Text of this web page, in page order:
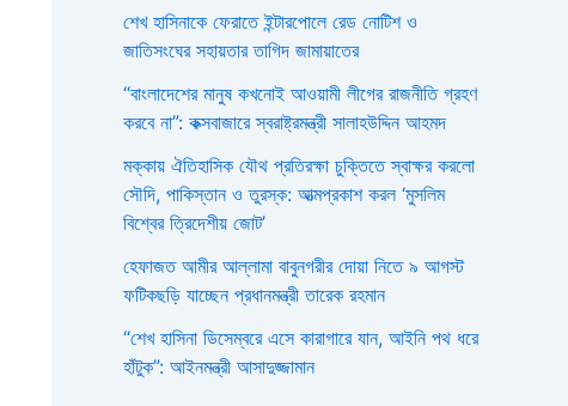
শেখ হাসিনাকে ফেরাতে ইন্টারপোলে রেড নোটিশ ও
জাতিসংঘের সহায়তার তাগিদ জামায়াতের
“বাংলাদেশের মানুষ কখনোই আওয়ামী লীগের রাজনীতি গ্রহণ
করবে না”: কক্সবাজারে স্বরাষ্ট্রমন্ত্রী সালাহউদ্দিন আহমদ
মক্কায় ঐতিহাসিক যৌথ প্রতিরক্ষা চুক্তিতে স্বাক্ষর করলো
সৌদি, পাকিস্তান ও তুরস্ক: আত্মপ্রকাশ করল ‘মুসলিম
বিশ্বের ত্রিদেশীয় জোট’
হেফাজত আমীর আল্লামা বাবুনগরীর দোয়া নিতে ৯ আগস্ট
ফটিকছড়ি যাচ্ছেন প্রধানমন্ত্রী তারেক রহমান
“শেখ হাসিনা ডিসেম্বরে এসে কারাগারে যান, আইনি পথ ধরে
হাঁটুক”: আইনমন্ত্রী আসাদুজ্জামান